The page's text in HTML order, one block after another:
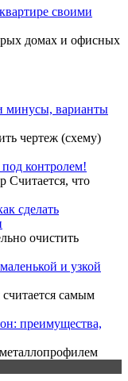
своими
домах и офисных
минусы, варианты
чертеж (схему)
контролем!
Считается, что
сделать
очистить
и узкой
самым
преимущества,